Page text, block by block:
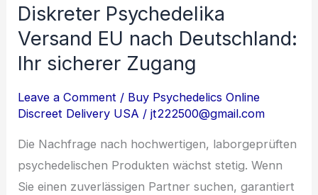
Diskreter Psychedelika
Versand EU nach Deutschland:
Ihr sicherer Zugang
Leave a Comment / Buy Psychedelics Online
Discreet Delivery USA /jt222500@gmail.com
Die Nachfrage nach hochwertigen, laborgeprüften
psychedelischen Produkten wächst stetig. Wenn
Sie einen zuverlässigen Partner suchen, garantiert
Diskreter
Psychedelika
Versand
EU
nach
Deutschland:
Ihr
sicherer
Zugang